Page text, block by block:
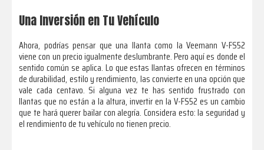
Una Inversión en Tu Vehículo
Ahora, podrías pensar que una llanta como la Veemann V-FS52
viene con un precio igualmente deslumbrante. Pero aquí es donde el
sentido común se aplica. Lo que estas llantas ofrecen en términos
de durabilidad, estilo y rendimiento, las convierte en una opción que
vale cada centavo. Si alguna vez te has sentido frustrado con
llantas que no están a la altura, invertir en la V-FS52 es un cambio
que te hará querer bailar con alegría. Considera esto: la seguridad y
el rendimiento de tu vehículo no tienen precio.